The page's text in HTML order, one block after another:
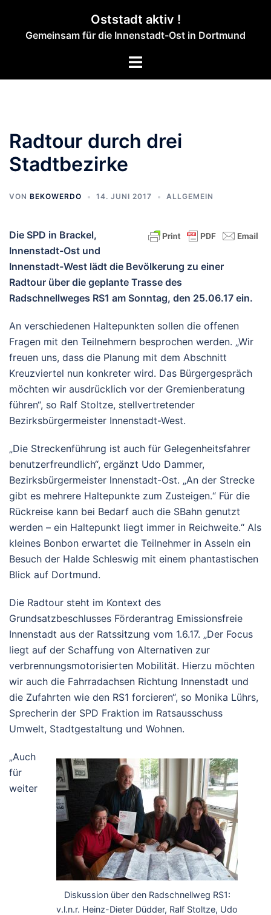
springen
Oststadt aktiv !
Gemeinsam für die Innenstadt-Ost in Dortmund
Menü
Radtour durch drei
Stadtbezirke
VON BEKOWERDO 14. JUNI 2017 ALLGEMEIN
Die SPD in Brackel,
Innenstadt-Ost und
Innenstadt-West lädt die Bevölkerung zu einer
Radtour über die geplante Trasse des
Radschnellweges RS1 am Sonntag, den 25.06.17 ein.
An verschiedenen Haltepunkten sollen die offenen
Fragen mit den Teilnehmern besprochen werden. „Wir
freuen uns, dass die Planung mit dem Abschnitt
Kreuzviertel nun konkreter wird. Das Bürgergespräch
möchten wir ausdrücklich vor der Gremienberatung
führen“, so Ralf Stoltze, stellvertretender
Bezirksbürgermeister Innenstadt-West.
„Die Streckenführung ist auch für Gelegenheitsfahrer
benutzerfreundlich“, ergänzt Udo Dammer,
Bezirksbürgermeister lnnenstadt-Ost. „An der Strecke
gibt es mehrere Haltepunkte zum Zusteigen.“ Für die
Rückreise kann bei Bedarf auch die SBahn genutzt
werden – ein Haltepunkt liegt immer in Reichweite.“ Als
kleines Bonbon erwartet die Teilnehmer in Asseln ein
Besuch der Halde Schleswig mit einem phantastischen
Blick auf Dortmund.
Die Radtour steht im Kontext des
Grundsatzbeschlusses Förderantrag Emissionsfreie
Innenstadt aus der Ratssitzung vom 1.6.17. „Der Focus
liegt auf der Schaffung von Alternativen zur
verbrennungsmotorisierten Mobilität. Hierzu möchten
wir auch die Fahrradachsen Richtung Innenstadt und
die Zufahrten wie den RS1 forcieren“, so Monika Lührs,
Sprecherin der SPD Fraktion im Ratsausschuss
Umwelt, Stadtgestaltung und Wohnen.
Diskussion über den Radschnellweg RS1:
v.l.n.r. Heinz-Dieter Düdder, Ralf Stoltze, Udo
„Auch
für
weiter